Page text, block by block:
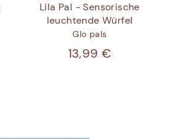
Lila Pal - Sensorische
leuchtende Würfel
Glo pals
13,99 €